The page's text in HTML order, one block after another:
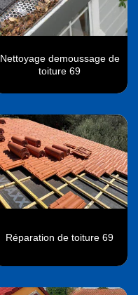
Nettoyage demoussage de
toiture 69
Réparation de toiture 69